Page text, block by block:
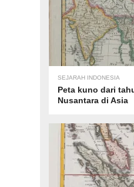
SEJARAH INDONESIA
Peta kuno dari
Nusantara di Asia